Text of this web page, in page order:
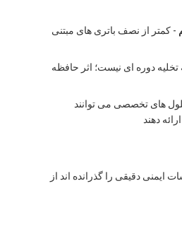
اس
- کمتر از نصف باتری های مبتنی
تخلیه دوره ای نیست؛ اثر حافظه
های تخصصی می توانند
دهند
ایمنی دقیقی را گذرانده اند از